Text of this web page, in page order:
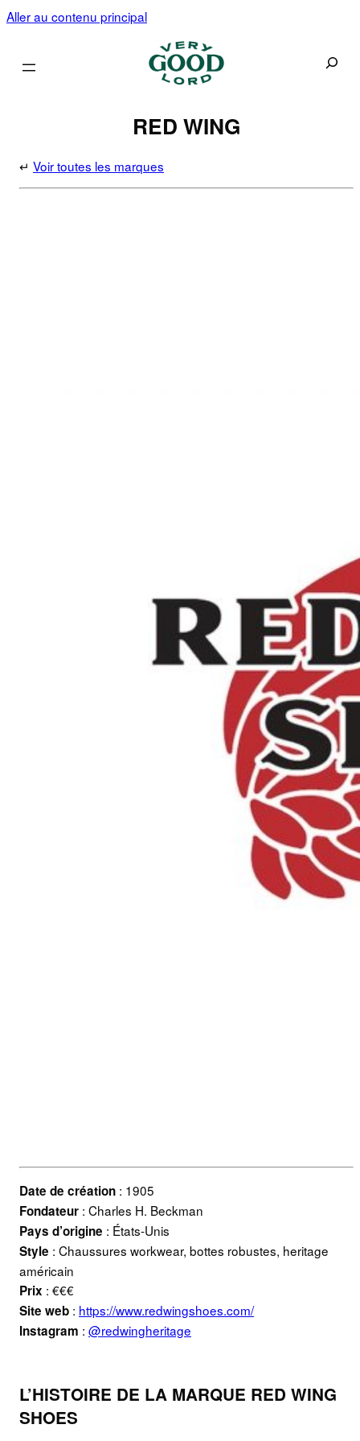
Aller au contenu principal
RED WING
↵ Voir toutes les marques
Date de création : 1905
Fondateur : Charles H. Beckman
Pays d’origine : États-Unis
Style : Chaussures workwear, bottes robustes, heritage
américain
Prix : €€€
Site web : https://www.redwingshoes.com/
Instagram : @redwingheritage
L’HISTOIRE DE LA MARQUE RED WING
SHOES